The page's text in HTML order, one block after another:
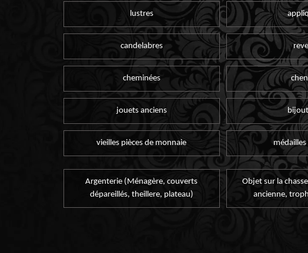
lustres
candelabres
cheminées
jouets anciens
vieilles pièces de monnaie
Argenterie (Ménagère, couverts
dépareillés, theillere, plateau)
Objet sur la
ancienne,